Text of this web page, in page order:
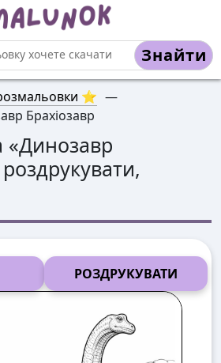
Знайти
⭐ —
Брахіозавр
«Динозавр
РОЗДРУКУВАТИ